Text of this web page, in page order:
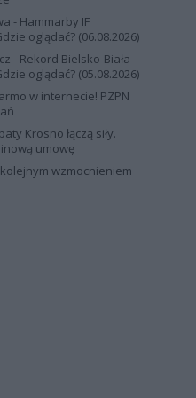
- Hammarby IF
oglądać? (06.08.2026)
- Rekord Bielsko-Biała
oglądać? (05.08.2026)
w internecie! PZPN
Krosno łączą siły.
umowę
wzmocnieniem